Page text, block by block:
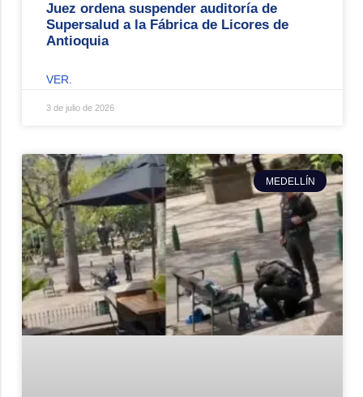
Juez ordena suspender auditoría de
Supersalud a la Fábrica de Licores de
Antioquia
VER.
3 de julio de 2026
MEDELLÍN